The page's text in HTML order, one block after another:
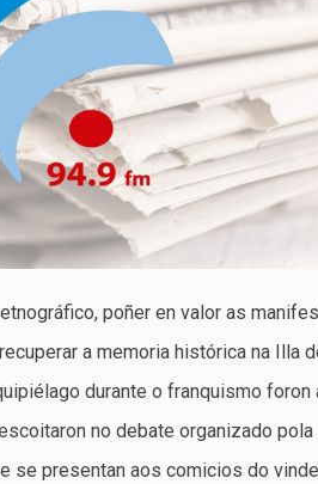
poñer en valor as
a memoria histórica na Illa
durante o franquismo foron
no debate organizado
se presentan aos comicios do